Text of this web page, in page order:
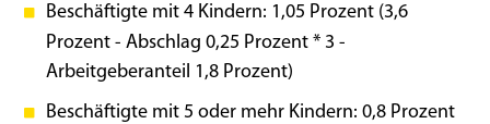
Beschäftigte mit 4 Kindern: 1,05 Prozent (3,6
Prozent - Abschlag 0,25 Prozent * 3 -
Arbeitgeberanteil 1,8 Prozent)
Beschäftigte mit 5 oder mehr Kindern: 0,8 Prozent